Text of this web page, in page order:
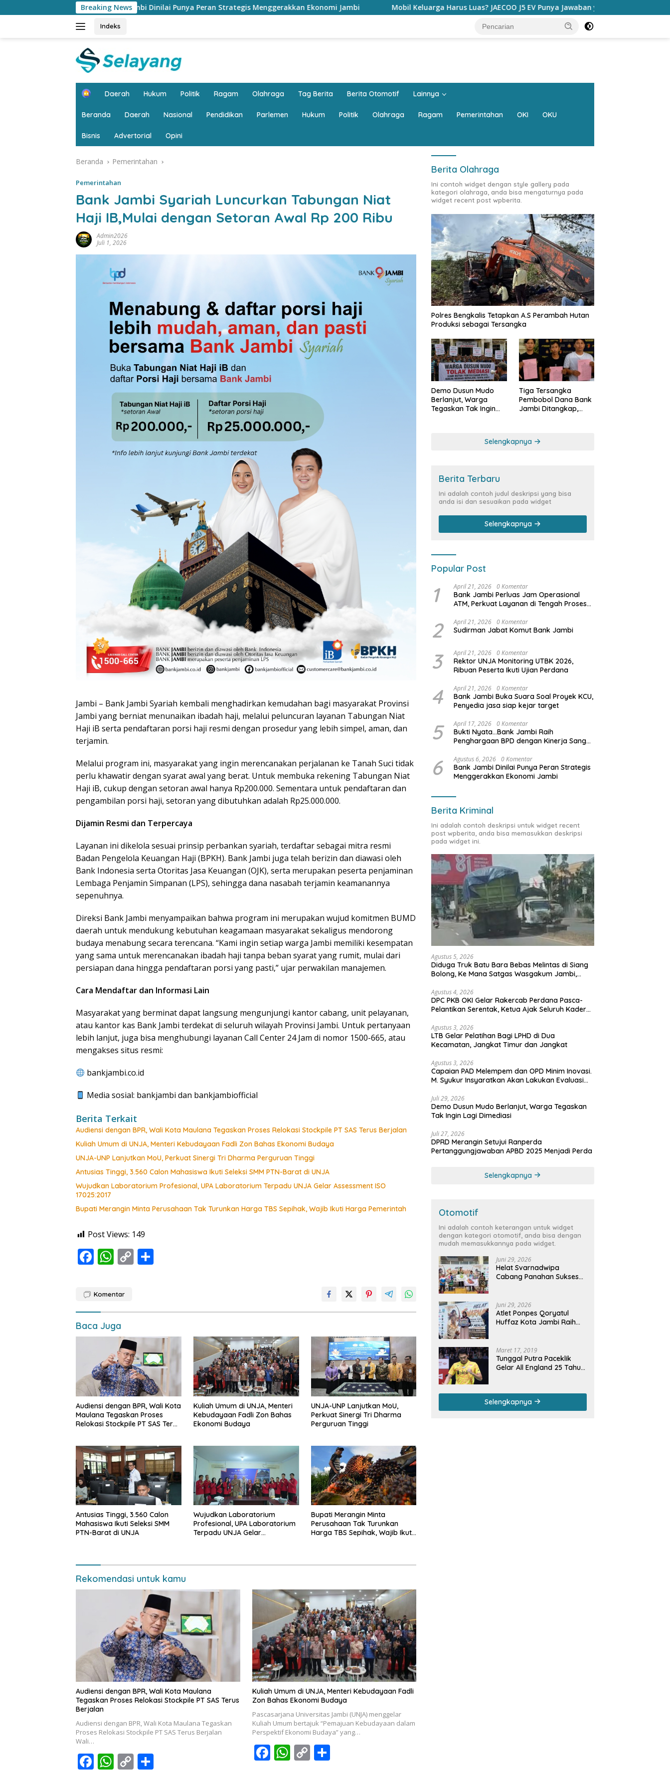
ke
Breaking News
Jambi Dinilai Punya Peran Strategis Menggerakkan Ekonomi Jambi Mobil Keluarga Harus Luas? JAECOO J5 EV Punya Jawaban yang Bikin Orang Tua Tenang
Indeks
H
e
Daerah Hukum Politik Ragam Olahraga Tag Berita Berita Otomotif Lainnya
Beranda Daerah Nasional Pendidikan Parlemen Hukum Politik Olahraga Ragam Pemerintahan OKI OKU
Bisnis Advertorial Opini
Beranda Pemerintahan
Pemerintahan
Bank Jambi Syariah Luncurkan Tabungan Niat
Haji IB,Mulai dengan Setoran Awal Rp 200 Ribu
Admin2026
Juli 1, 2026
Jambi – Bank Jambi Syariah kembali menghadirkan kemudahan bagi masyarakat Provinsi
Jambi yang berniat menunaikan ibadah haji, melalui peluncuran layanan Tabungan Niat
Haji iB serta pendaftaran porsi haji resmi dengan prosedur yang lebih simpel, aman, dan
terjamin.
Melalui program ini, masyarakat yang ingin merencanakan perjalanan ke Tanah Suci tidak
perlu khawatir dengan syarat awal yang berat. Untuk membuka rekening Tabungan Niat
Haji iB, cukup dengan setoran awal hanya Rp200.000. Sementara untuk pendaftaran dan
pengambilan porsi haji, setoran yang dibutuhkan adalah Rp25.000.000.
Dijamin Resmi dan Terpercaya
Layanan ini dikelola sesuai prinsip perbankan syariah, terdaftar sebagai mitra resmi
Badan Pengelola Keuangan Haji (BPKH). Bank Jambi juga telah berizin dan diawasi oleh
Bank Indonesia serta Otoritas Jasa Keuangan (OJK), serta merupakan peserta penjaminan
Lembaga Penjamin Simpanan (LPS), sehingga dana nasabah terjamin keamanannya
sepenuhnya.
Direksi Bank Jambi menyampaikan bahwa program ini merupakan wujud komitmen BUMD
daerah untuk mendukung kebutuhan keagamaan masyarakat sekaligus mendorong
budaya menabung secara terencana. “Kami ingin setiap warga Jambi memiliki kesempatan
yang sama untuk merencanakan ibadah haji tanpa beban syarat yang rumit, mulai dari
persiapan dana hingga pendaftaran porsi yang pasti,” ujar perwakilan manajemen.
Cara Mendaftar dan Informasi Lain
Masyarakat yang berminat dapat langsung mengunjungi kantor cabang, unit pelayanan,
atau kantor kas Bank Jambi terdekat di seluruh wilayah Provinsi Jambi. Untuk pertanyaan
lebih lanjut, juga bisa menghubungi layanan Call Center 24 Jam di nomor 1500-665, atau
mengakses situs resmi:
bankjambi.co.id
Media sosial: bankjambi dan bankjambiofficial
Berita Terkait
Audiensi dengan BPR, Wali Kota Maulana Tegaskan Proses Relokasi Stockpile PT SAS Terus Berjalan
Kuliah Umum di UNJA, Menteri Kebudayaan Fadli Zon Bahas Ekonomi Budaya
UNJA-UNP Lanjutkan MoU, Perkuat Sinergi Tri Dharma Perguruan Tinggi
Antusias Tinggi, 3.560 Calon Mahasiswa Ikuti Seleksi SMM PTN-Barat di UNJA
Wujudkan Laboratorium Profesional, UPA Laboratorium Terpadu UNJA Gelar Assessment ISO
17025:2017
Bupati Merangin Minta Perusahaan Tak Turunkan Harga TBS Sepihak, Wajib Ikuti Harga Pemerintah
Post Views: 149
F
e
o
o
W
at
A
p
p
C
n
k
Komentar
Baca Juga
Audiensi dengan BPR, Wali Kota
Maulana Tegaskan Proses
Relokasi Stockpile PT SAS Terus
Kuliah Umum di UNJA, Menteri
Kebudayaan Fadli Zon Bahas
Ekonomi Budaya
UNJA-UNP Lanjutkan MoU,
Perkuat Sinergi Tri Dharma
Perguruan Tinggi
Antusias Tinggi, 3.560 Calon
Mahasiswa Ikuti Seleksi SMM
PTN-Barat di UNJA
Wujudkan Laboratorium
Profesional, UPA Laboratorium
Terpadu UNJA Gelar
Bupati Merangin Minta
Perusahaan Tak Turunkan
Harga TBS Sepihak, Wajib Ikuti
Rekomendasi untuk kamu
Audiensi dengan BPR, Wali Kota Maulana
Tegaskan Proses Relokasi Stockpile PT SAS Terus
Berjalan
Audiensi dengan BPR, Wali Kota Maulana Tegaskan
Proses Relokasi Stockpile PT SAS Terus Berjalan
Wali…
F W C
Kuliah Umum di UNJA, Menteri Kebudayaan Fadli
Zon Bahas Ekonomi Budaya
Pascasarjana Universitas Jambi (UNJA) menggelar
Kuliah Umum bertajuk “Pemajuan Kebudayaan dalam
Perspektif Ekonomi Budaya” yang…
F W C S
Berita Olahraga
Ini contoh widget dengan style gallery pada
kategori olahraga, anda bisa mengaturnya pada
widget recent post wpberita.
Polres Bengkalis Tetapkan A.S Perambah Hutan
Produksi sebagai Tersangka
Demo Dusun Mudo
Berlanjut, Warga
Tegaskan Tak Ingin
Tiga Tersangka
Pembobol Dana Bank
Jambi Ditangkap,
Miliar
Selengkapnya
Berita Terbaru
Ini adalah contoh judul deskripsi yang bisa
anda isi dan sesuaikan pada widget
Selengkapnya
Popular Post
1 April 21, 2026 0 Komentar
Bank Jambi Perluas Jam Operasional
ATM, Perkuat Layanan di Tengah Proses
2 April 21, 2026 0 Komentar
Sudirman Jabat Komut Bank Jambi
3 April 21, 2026 0 Komentar
Rektor UNJA Monitoring UTBK 2026,
Ribuan Peserta Ikuti Ujian Perdana
4 April 21, 2026 0 Komentar
Bank Jambi Buka Suara Soal Proyek KCU,
Penyedia jasa siap kejar target
5 April 17, 2026 0 Komentar
Bukti Nyata…Bank Jambi Raih
Penghargaan BPD dengan Kinerja Sangat
6 Agustus 6, 2026 0 Komentar
Bank Jambi Dinilai Punya Peran Strategis
Menggerakkan Ekonomi Jambi
Berita Kriminal
Ini adalah contoh deskripsi untuk widget recent
post wpberita, anda bisa memasukkan deskripsi
pada widget ini.
Agustus 5, 2026
Diduga Truk Batu Bara Bebas Melintas di Siang
Bolong, Ke Mana Satgas Wasgakum Jambi,
Agustus 4, 2026
DPC PKB OKI Gelar Rakercab Perdana Pasca-
Pelantikan Serentak, Ketua Ajak Seluruh Kader
Agustus 3, 2026
LTB Gelar Pelatihan Bagi LPHD di Dua
Kecamatan, Jangkat Timur dan Jangkat
Agustus 3, 2026
Capaian PAD Melempem dan OPD Minim Inovasi.
M. Syukur Insyaratkan Akan Lakukan Evaluasi
Juli 29, 2026
Demo Dusun Mudo Berlanjut, Warga Tegaskan
Tak Ingin Lagi Dimediasi
Juli 27, 2026
DPRD Merangin Setujui Ranperda
Pertanggungjawaban APBD 2025 Menjadi Perda
Selengkapnya
Otomotif
Ini adalah contoh keterangan untuk widget
dengan kategori otomotif, anda bisa dengan
mudah memasukkannya pada widget.
Juni 29, 2026
Helat Svarnadwipa
Cabang Panahan Sukses
Apresiasi
Juni 29, 2026
Atlet Ponpes Qoryatul
Huffaz Kota Jambi Raih
Maret 17, 2019
Tunggal Putra Paceklik
Gelar All England 25 Tahun,
Selengkapnya